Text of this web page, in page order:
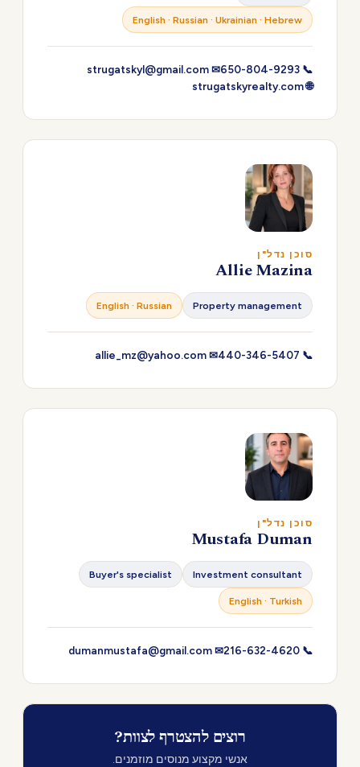
English · Russian · Ukrainian · Hebrew
✉ strugatskyl@gmail.com
סוכן נדל"ן
Allie Mazina
Property management
English · Russian
✉ allie_mz@yahoo.com
סוכן נדל"ן
Mustafa Duman
Investment consultant
Buyer's specialist
English · Turkish
✉ dumanmustafa@gmail.com
רוצים להצטרף לצוות?
אנשי מקצוע מנוסים מוזמנים.